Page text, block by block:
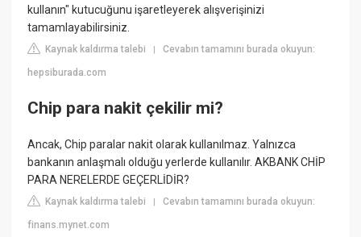
kullanın" kutucuğunu işaretleyerek alışverişinizi
tamamlayabilirsiniz.
Kaynak kaldırma talebi |Cevabın tamamını burada okuyun:
hepsiburada.com
Chip para nakit çekilir mi?
Ancak, Chip paralar nakit olarak kullanılmaz. Yalnızca
bankanın anlaşmalı olduğu yerlerde kullanılır. AKBANK CHİP
PARA NERELERDE GEÇERLİDİR?
Kaynak kaldırma talebi |Cevabın tamamını burada okuyun:
finans.mynet.com